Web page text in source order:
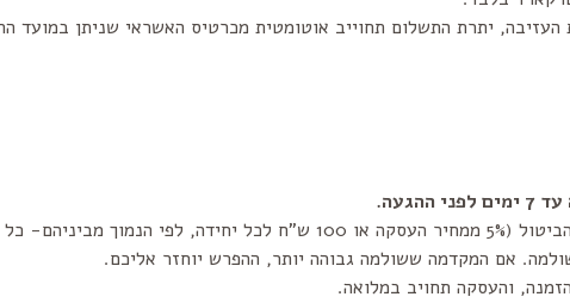
יתרת התשלום תחוייב אוטומטית מכרטיס האשראי שניתן במועד
הינה הזמנה נפרדת).
אם המקדמה ששולמה גבוהה יותר, ההפרש יוחזר אליכם.
והעסקה תחויב במלואה.